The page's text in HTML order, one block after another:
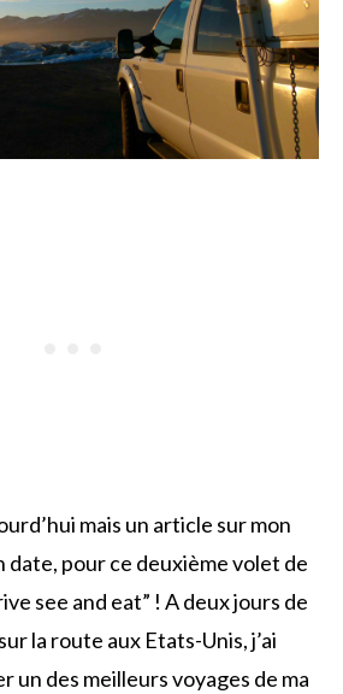
mais un article sur mon
pour ce deuxième volet de
see and eat” ! A deux jours de
la route aux Etats-Unis, j’ai
un des meilleurs voyages de ma